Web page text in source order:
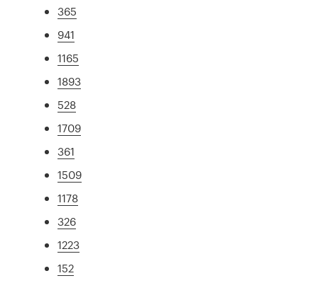
365
941
1165
1893
528
1709
361
1509
1178
326
1223
152